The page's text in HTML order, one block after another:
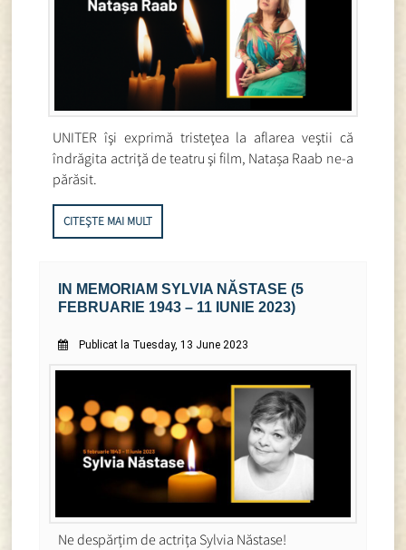
UNITER îşi exprimă tristeţea la aflarea veştii că
îndrăgita actriţă de teatru şi film, Natașa Raab ne-a
părăsit.
CITEȘTE MAI MULT
IN MEMORIAM SYLVIA NĂSTASE (5
FEBRUARIE 1943 – 11 IUNIE 2023)
Publicat la Tuesday, 13 June 2023
Ne despărțim de actrița Sylvia Năstase!